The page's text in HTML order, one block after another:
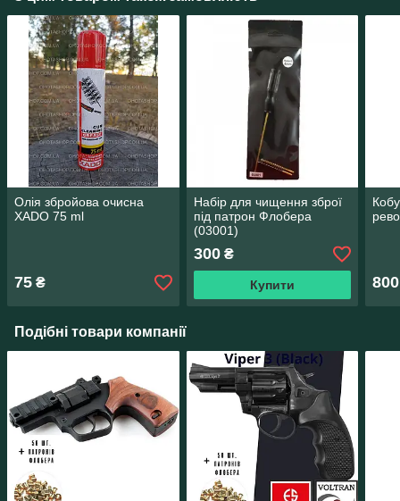
Олія збройова очисна
XADO 75 ml
75 ₴
Набір для чищення зброї
під патрон Флобера
(03001)
300₴
Купити 800
Подібні товари компанії